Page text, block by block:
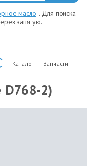
масло . Для поиска
запятую.
Каталог Запчасти
D768-2)